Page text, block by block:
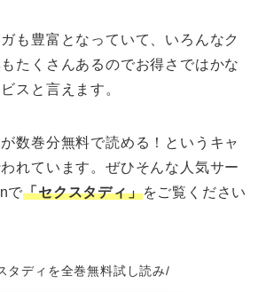
も豊富となっていて、いろんなク
たくさんあるのでお得さではかな
スと言えます。
数巻分無料で読める！というキャ
れています。ぜひそんな人気サー
で「セクスタディ」をご覧ください
タディを全巻無料試し読み/